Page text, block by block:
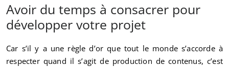
Avoir du temps à consacrer pour
développer votre projet
Car s’il y a une règle d’or que tout le monde s’accorde à
respecter quand il s’agit de production de contenus, c’est